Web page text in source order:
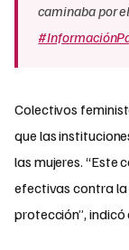
caminaba por
Colectivos
que las
las mujeres. “Este
efectivas contra la
protección”,